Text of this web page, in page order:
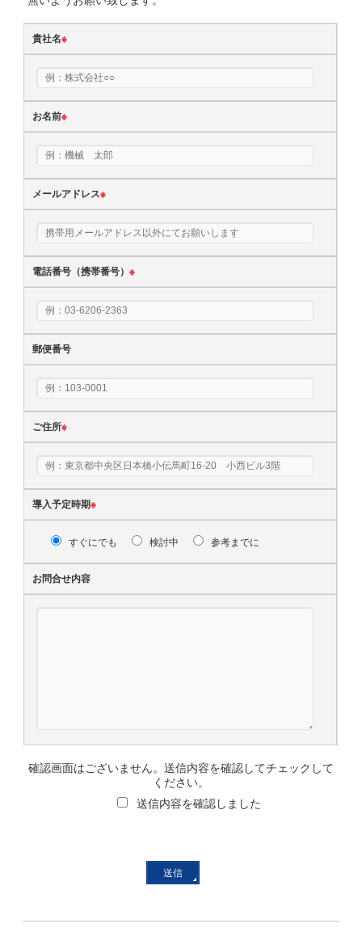
貴社名※
お名前※
メールアドレス※
電話番号（携帯番号）※
郵便番号
ご住所※
導入予定時期※
すぐにでも 検討中 参考までに
お問合せ内容
確認画面はございません。送信内容を確認してチェックして
ください。
送信内容を確認しました